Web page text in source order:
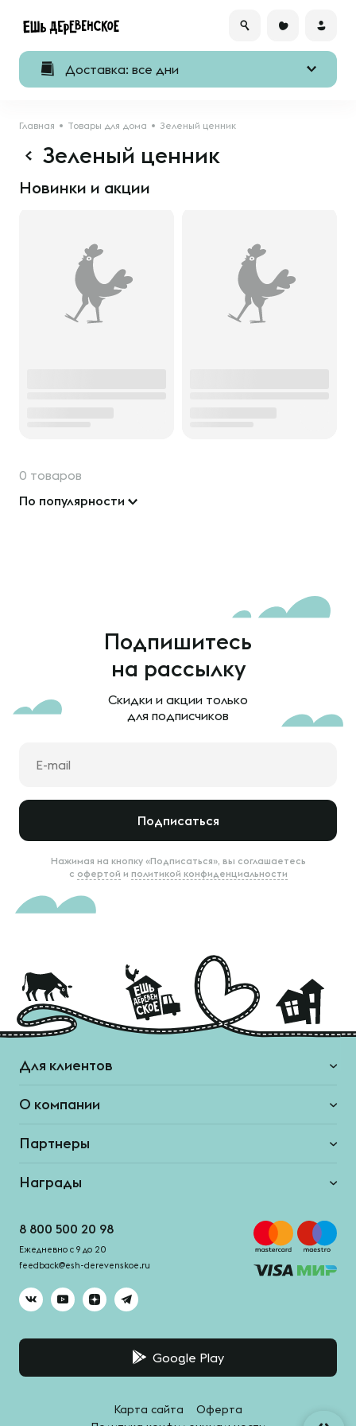
Доставка: все дни
Главная Товары для дома Зеленый ценник
Зеленый ценник
Новинки и акции
0 товаров
По популярности
Подпишитесь
на рассылку
Скидки и акции только
для подписчиков
Подписаться
Нажимая на кнопку «Подписаться», вы соглашаетесь
с офертой и политикой конфиденциальности
Для клиентов
О компании
Партнеры
Награды
8 800 500 20 98
Ежедневно с 9 до 20
feedback@esh-derevenskoe.ru
Google Play
Карта сайта
Оферта